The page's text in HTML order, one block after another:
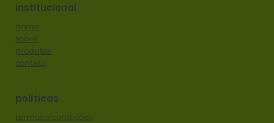
institucional
home
sobre
produtos
contato
políticas
termos e condições